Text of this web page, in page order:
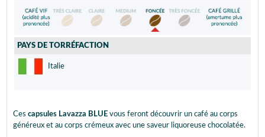
PAYS DE TORRÉFACTION
Italie
Ces capsules Lavazza BLUE vous feront découvrir un café au corps
généreux et au corps crémeux avec une saveur liquoreuse chocolatée.